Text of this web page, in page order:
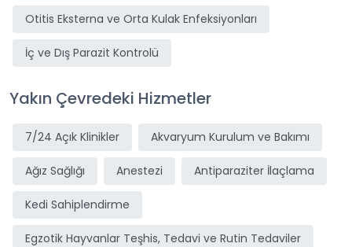
Otitis Eksterna ve Orta Kulak Enfeksiyonları
İç ve Dış Parazit Kontrolü
Yakın Çevredeki Hizmetler
7/24 Açık Klinikler Akvaryum Kurulum ve Bakımı
Ağız Sağlığı Anestezi Antiparaziter İlaçlama
Kedi Sahiplendirme
Egzotik Hayvanlar Teşhis, Tedavi ve Rutin Tedaviler